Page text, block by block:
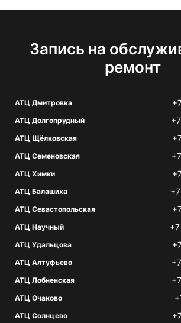
Запись на
ремонт
АТЦ Дмитровка
АТЦ Долгопрудный
АТЦ Щёлковская
АТЦ Семеновская
АТЦ Химки
АТЦ Балашиха
АТЦ Севастопольская
АТЦ Научный
АТЦ Удальцова
АТЦ Алтуфьево
АТЦ Лобненская
АТЦ Очаково
АТЦ Солнцево